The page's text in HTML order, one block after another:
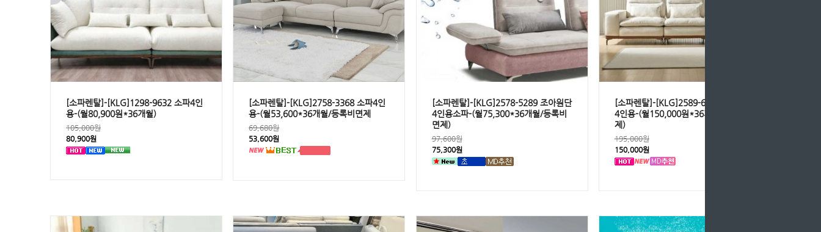
[소파렌탈]-[KLG]1298-9632 소파4인
용-(월80,900원*36개월)
105,000원
80,900원
[소파렌탈]-[KLG]2758-3368 소파4인
용-(월53,600*36개월/등록비면제
69,680원
53,600원
[소파렌탈]-[KLG]2578-5289 조아원단
4인용소파-(월75,300*36개월/등록비
면제)
97,600원
75,300원
[소파렌탈]-[KLG]2589-6329 아이보리
4인용-(월150,000원*36개월/등록비면
제)
195,000원
150,000원